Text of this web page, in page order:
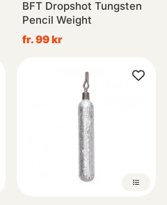
BFT Dropshot Tungsten
Pencil Weight
fr. 99 kr